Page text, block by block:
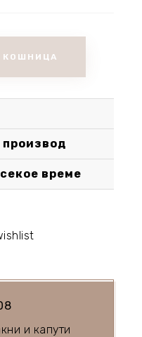
КОШНИЦА
време
и капути